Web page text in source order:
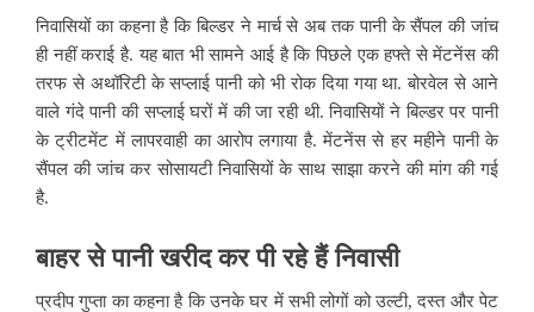
निवासियों का कहना है कि बिल्डर ने मार्च से अब तक पानी के सैंपल की जांच
ही नहीं कराई है. यह बात भी सामने आई है कि पिछले एक हफ्ते से मेंटनेंस की
तरफ से अथॉरिटी के सप्लाई पानी को भी रोक दिया गया था. बोरवेल से आने
वाले गंदे पानी की सप्लाई घरों में की जा रही थी. निवासियों ने बिल्डर पर पानी
के ट्रीटमेंट में लापरवाही का आरोप लगाया है. मेंटनेंस से हर महीने पानी के
सैंपल की जांच कर सोसायटी निवासियों के साथ साझा करने की मांग की गई
है.
बाहर से पानी खरीद कर पी रहे हैं निवासी
प्रदीप गुप्ता का कहना है कि उनके घर में सभी लोगों को उल्टी, दस्त और पेट